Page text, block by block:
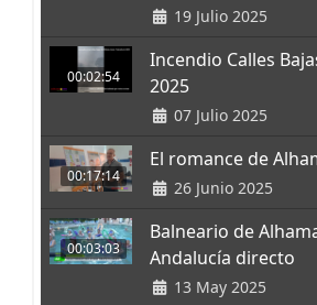
19 Julio 2025
00:02:54
Incendio Calles
2025
07 Julio 2025
00:17:14
El romance de
26 Junio 2025
00:03:03
Balneario de
Andalucía directo
13 May 2025